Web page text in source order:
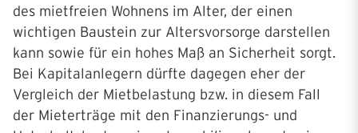
des mietfreien Wohnens im Alter, der einen
wichtigen Baustein zur Altersvorsorge darstellen
kann sowie für ein hohes Maß an Sicherheit sorgt.
Bei Kapitalanlegern dürfte dagegen eher der
Vergleich der Mietbelastung bzw. in diesem Fall
der Mieterträge mit den Finanzierungs- und